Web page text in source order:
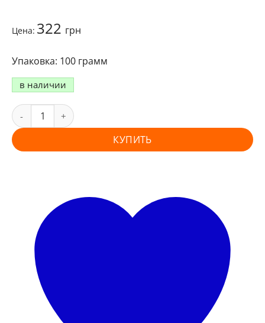
Цена: 322 грн
100 грамм
в наличии
КУПИТЬ